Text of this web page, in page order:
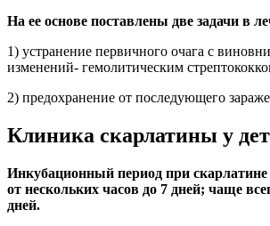
На ее основе поставлены две задачи в
1) устранение первичного очага с
изменений- гемолитическим
2) предохранение от последующего
Клиника скарлатины у
Инкубационный период при скарлатине
от нескольких часов до 7 дней; чаще
дней.